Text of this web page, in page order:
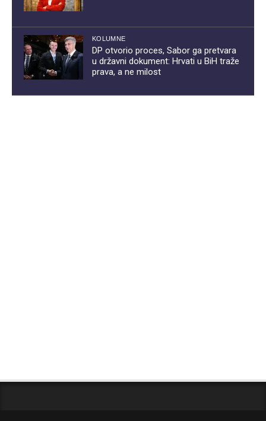
KOLUMNE
DP otvorio proces, Sabor ga pretvara
u državni dokument: Hrvati u BiH traže
prava, a ne milost